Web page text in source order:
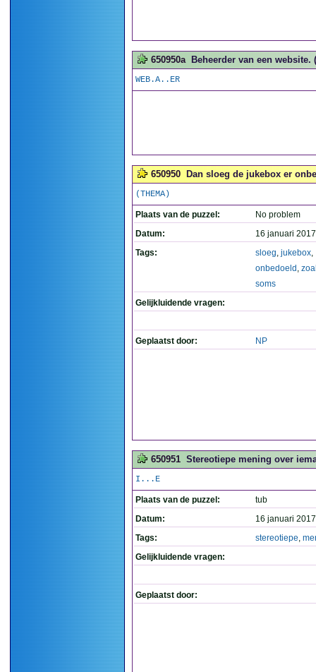
650950a Beheerder van een website.
WEB.A..ER
650950 Dan sloeg de jukebox er
(THEMA)
Plaats van de puzzel:
No problem
Datum:
16 januari
Tags:
sloeg, jukebox,
onbedoeld ,
soms
Gelijkluidende vragen:
Geplaatst door: NP
650951 Stereotiepe mening over
I...E
Plaats van de puzzel:
tub
Datum:
16 januari
Tags:
stereotiepe,
Gelijkluidende vragen:
Geplaatst door: